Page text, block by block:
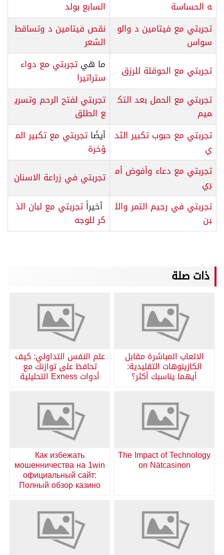
ه الحساسة
السابع بولد
تجربتي مع فيتامين د والو
سواس
نقص فيتامين د وتساقط
الشعر
تجربتي مع الحوقلة للرزق
ما هيتجربتي مع دواء
ستراتيرا
تجربتي مع الحمل بعد التك
ميم
تجربتي لفتح الرحم وتسري
ع الطلق
تجربتي مع حبوب تكبير الثد
ي
أيضًاتجربتي مع تكبير الم
ؤخرة
تجربتي مع دعاء وأفوض أم
ري
تجربتي في زراعة الاسنان
تجربتي في رجيم التمر والل
بن
أخيراًتجربتي مع لبان الذ
كر للوجه
ذات صلة
الالعاب المباشرة مقابل
الكازينوهات التقليدية:
أيهما يناسبك أكثر؟
علم النفس التداولي: كيف
تحافظ على توازنك مع
أدوات Exness التحليلية
The Impact of Technology
on Nätcasinon
Как избежать
мошенничества на 1win
официальный сайт:
Полный обзор казино